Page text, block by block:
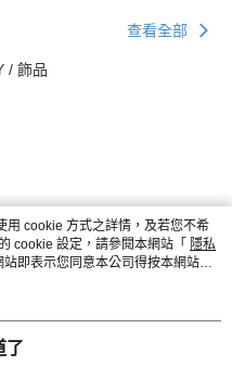
查看全部
/ 飾品
用 cookie 方式之詳情，及若您不希
cookie 設定，請參閱本網站「 隱私
即表示您同意本公司得按本網站使
了